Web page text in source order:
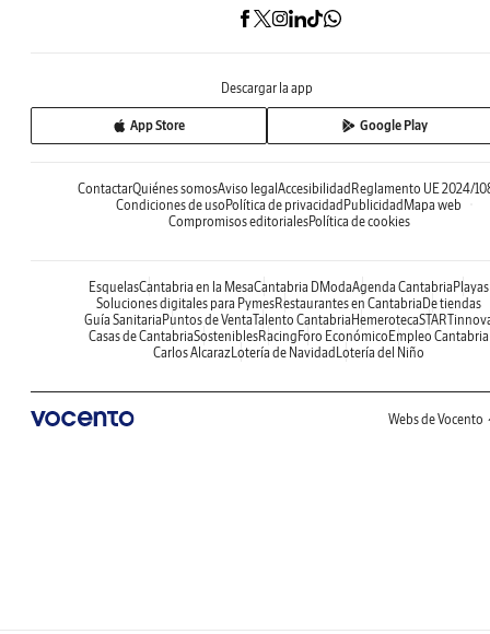
Descargar la app
App Store Google Play
ContactarQuiénes somosAviso legalAccesibilidadReglamento UE 2024/
Condiciones de usoPolítica de privacidadPublicidadMapa web
Compromisos editorialesPolítica de cookies
EsquelasCantabria en la MesaCantabria DModaAgenda CantabriaPlayas
Soluciones digitales para PymesRestaurantes en CantabriaDe tiendas
Guía SanitariaPuntos de VentaTalento CantabriaHemeroteca
Casas de CantabriaSosteniblesRacingForo EconómicoEmpleo Cantabria
Carlos AlcarazLotería de NavidadLotería del Niño
Webs de Vocento